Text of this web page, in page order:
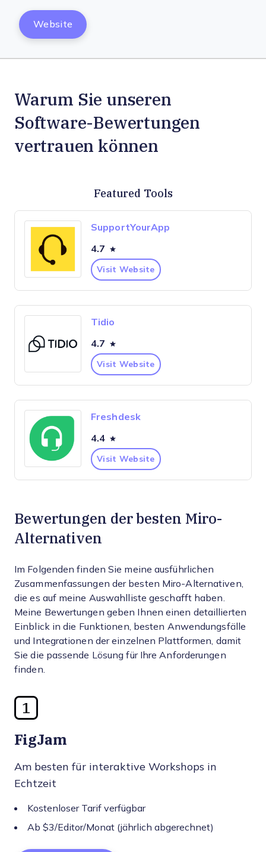
Website
Warum Sie unseren
Software-Bewertungen
vertrauen können
Featured Tools
SupportYourApp
4.7
Visit Website
Tidio
4.7
Visit Website
Freshdesk
4.4
Visit Website
Bewertungen der besten Miro-
Alternativen
Im Folgenden finden Sie meine ausführlichen
Zusammenfassungen der besten Miro-Alternativen,
die es auf meine Auswahlliste geschafft haben.
Meine Bewertungen geben Ihnen einen detaillierten
Einblick in die Funktionen, besten Anwendungsfälle
und Integrationen der einzelnen Plattformen, damit
Sie die passende Lösung für Ihre Anforderungen
finden.
1
FigJam
Am besten für interaktive Workshops in
Echtzeit
Kostenloser Tarif verfügbar
Ab $3/Editor/Monat (jährlich abgerechnet)